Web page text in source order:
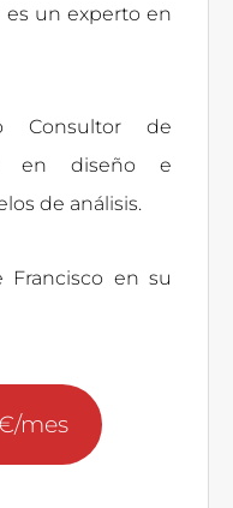
es un experto en
Consultor de
en diseño e
de análisis.
Francisco en su
mes